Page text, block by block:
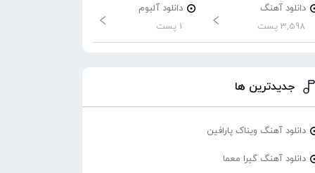
دانلود آهنگ
3,598 پست
دانلود آلبوم
1 پست
جدیدترین ها
دانلود آهنگ ویناک پارافین
دانلود آهنگ گیرا معما